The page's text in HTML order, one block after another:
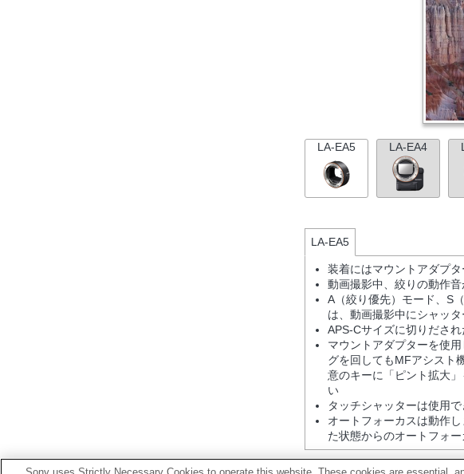
LA-EA5 LA-EA4
LA-EA5
装着にはマウントアダプタ
動画撮影中、絞りの動作音
A（絞り優先）モード、S
は、動画撮影中にシャッ
APS-Cサイズに切りだされ
マウントアダプターを使
グを回してもMFアシスト
意のキーに「ピント拡大
い
タッチシャッターは使用で
オートフォーカスは動作
た状態からのオートフォ